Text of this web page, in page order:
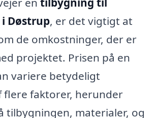
Døstrup, er det vigtigt at
de omkostninger, der er
projektet. Prisen på en
variere betydeligt
faktorer, herunder
tilbygningen, materialer, og